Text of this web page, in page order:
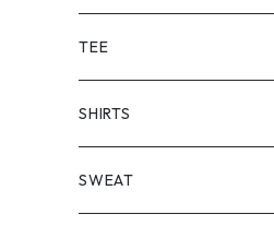
TEE
SHORT SLEEVE
LONG SLEEVE
SHIRTS
SHORT SLEEVE
SWEAT